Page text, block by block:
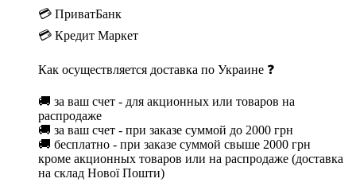
💳 ПриватБанк
💳 Кредит Маркет
Как осуществляется доставка по Украине ❓
🚚 за ваш счет - для акционных или товаров на
распродаже
🚚 за ваш счет - при заказе суммой до 2000 грн
🚚 бесплатно - при заказе суммой свыше 2000 грн
кроме акционных товаров или на распродаже (доставка
на склад Нової Пошти)